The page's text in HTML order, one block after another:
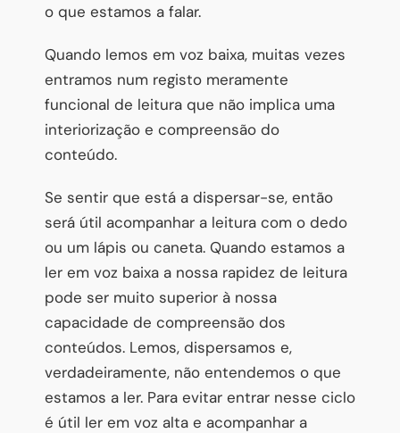
o que estamos a falar.
Quando lemos em voz baixa, muitas vezes
entramos num registo meramente
funcional de leitura que não implica uma
interiorização e compreensão do
conteúdo.
Se sentir que está a dispersar-se, então
será útil acompanhar a leitura com o dedo
ou um lápis ou caneta. Quando estamos a
ler em voz baixa a nossa rapidez de leitura
pode ser muito superior à nossa
capacidade de compreensão dos
conteúdos. Lemos, dispersamos e,
verdadeiramente, não entendemos o que
estamos a ler. Para evitar entrar nesse ciclo
é útil ler em voz alta e acompanhar a